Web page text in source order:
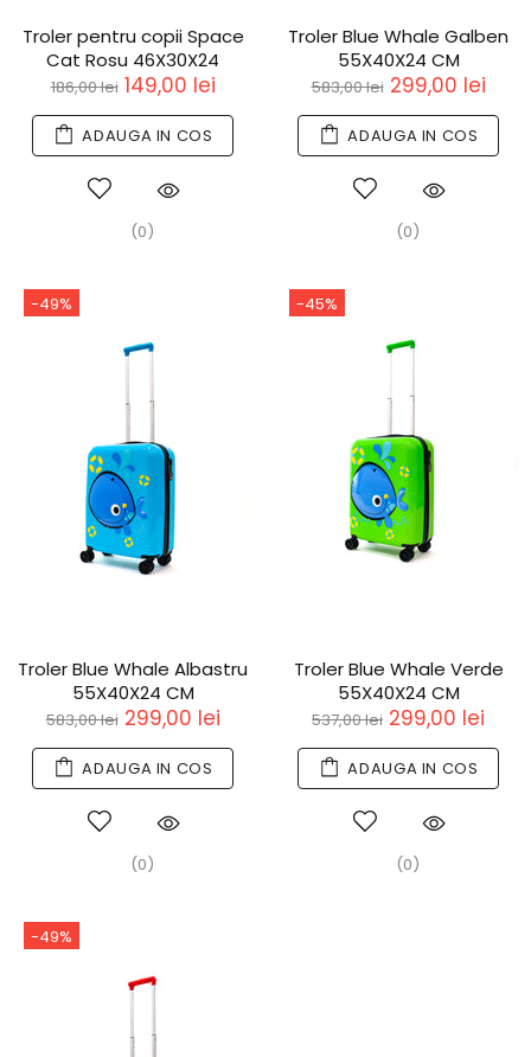
Troler pentru copii Space
Cat Rosu 46X30X24
186,00 lei 149,00 lei
ADAUGA IN COS
(0)
Troler Blue Whale Galben
55X40X24 CM
583,00 lei 299,00 lei
ADAUGA IN COS
(0)
-49%
Troler Blue Whale Albastru
55X40X24 CM
583,00 lei 299,00 lei
ADAUGA IN COS
(0)
-45%
Troler Blue Whale Verde
55X40X24 CM
537,00 lei 299,00 lei
ADAUGA IN COS
(0)
-49%